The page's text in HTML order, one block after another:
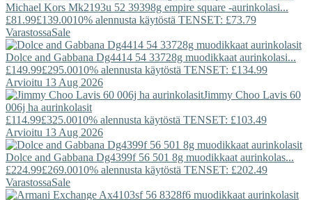
Michael Kors Mk2193u 52 39398g empire square -aurinkolasi...
£81.99£139.0010% alennusta käytöstä TENSET: £73.79
VarastossaSale
Dolce and Gabbana Dg4414 54 33728g muodikkaat aurinkolasi...
£149.99£295.0010% alennusta käytöstä TENSET: £134.99
Arvioitu 13 Aug 2026
Jimmy Choo Lavis 60
006j ha aurinkolasit
£114.99£325.0010% alennusta käytöstä TENSET: £103.49
Arvioitu 13 Aug 2026
Dolce and Gabbana Dg4399f 56 501 8g muodikkaat aurinkolas...
£224.99£269.0010% alennusta käytöstä TENSET: £202.49
VarastossaSale